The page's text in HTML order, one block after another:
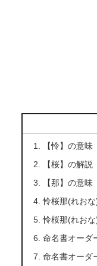
【怜】の意味
【桜】の解説
【那】の意味
怜桜那(れお
怜桜那(れお
命名書オーダ
命名書オーダ